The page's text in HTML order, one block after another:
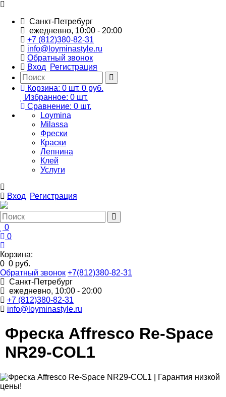
Санкт-Петребург
ежедневно, 10:00 - 20:00
+7 (812)380-82-31
info@loyminastyle.ru
Обратный звонок
Вход
Регистрация
Корзина: 0 шт. 0 руб.
Избранное: 0 шт.
Сравнение: 0 шт.
Loymina
Milassa
Фрески
Краски
Лепнина
Клей
Услуги
Вход Регистрация
0
0
Корзина:
0 0 руб.
Обратный звонок +7(812)380-82-31
Санкт-Петребург
ежедневно, 10:00 - 20:00
+7 (812)380-82-31
info@loyminastyle.ru
Фреска Affresco Re-Space
NR29-COL1